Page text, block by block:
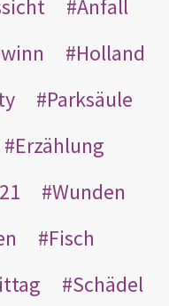
Anfall
Holland
Parksäule
Erzählung
Wunden
Fisch
Schädel